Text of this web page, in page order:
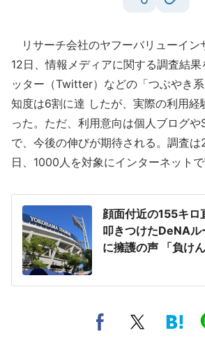
リサーチ会社のヤフーバリューイン
12日、情報メディアに関する調査結果
ッター（Twitter）などの「つぶやき
知度は6割に達 したが、実際の利用経
った。ただ、利用意向は個人ブログ
で、今後の伸びが期待される。調査
日、1000人を対象にインターネットで
顔面付近の155キロ
叩きつけたDeNAル
に擁護の声 「負け